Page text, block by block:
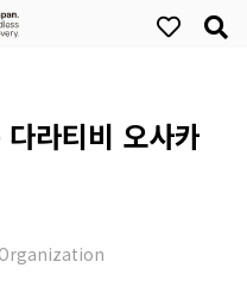
다라티비 오사카